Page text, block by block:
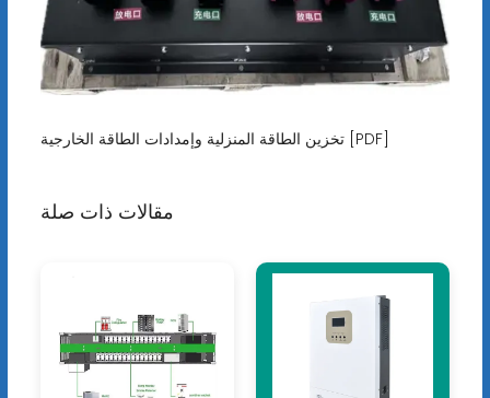
تخزين الطاقة المنزلية وإمدادات الطاقة الخارجية [PDF]
مقالات ذات صلة